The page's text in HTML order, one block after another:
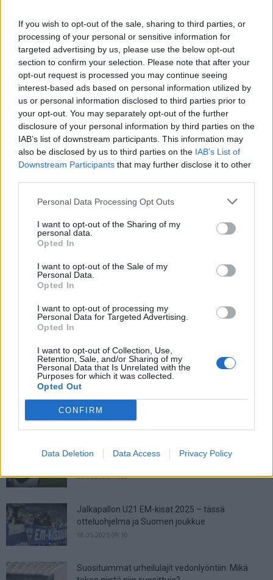
If you wish to opt-out of the sale, sharing to third parties, or
processing of your personal or sensitive information for
targeted advertising by us, please use the below opt-out
section to confirm your selection. Please note that after your
opt-out request is processed you may continue seeing
interest-based ads based on personal information utilized by
us or personal information disclosed to third parties prior to
your opt-out. You may separately opt-out of the further
disclosure of your personal information by third parties on the
IAB’s list of downstream participants. This information may
also be disclosed by us to third parties on the IAB’s List of
Downstream Participants that may further disclose it to other
Personal Data Processing Opt Outs
I want to opt-out of the Sharing of my
personal data.
Opted In
I want to opt-out of the Sale of my
Personal Data.
Opted In
I want to opt-out of processing my
Personal Data for Targeted Advertising.
Opted In
I want to opt-out of Collection, Use,
Retention, Sale, and/or Sharing of my
Personal Data that Is Unrelated with the
Purposes for which it was collected.
Opted Out
CONFIRM
Data Deletion Data Access Privacy Policy
Uutiset
jalkapallokommentaattorin analyysi
22.09.2025 11:20
Suomen miesten maajoukkue jatkaa FIFA:n MM-karsintoja vaihtelevin
ottein. Tällä hetkellä Huuhkajat ovat kolmantena lohkossaan, mutta
syksyn ratkaisuottelut kertovat, onko suomen faneilla realistista
Suomi-Hollanti näkyy ilmaiseksi TV:stä – näin
06.06.2025 14:00
Jalkapallon U21 EM-kisat 2025 – tässä
otteluohjelma ja Suomen joukkue
18.05.2025 09:10
Suosituimmat urheilulajit vedonlyöntiin: Mikä